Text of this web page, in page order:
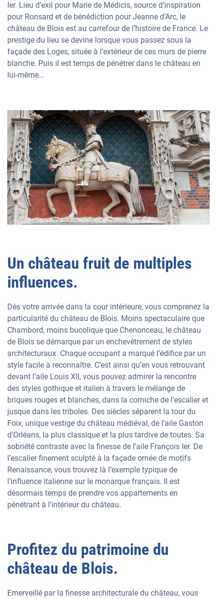
Ier. Lieu d’exil pour Marie de Médicis, source d’inspiration
pour Ronsard et de bénédiction pour Jeanne d’Arc, le
château de Blois est au carrefour de l’histoire de France. Le
prestige du lieu se devine lorsque vous passez sous la
façade des Loges, située à l’extérieur de ces murs de pierre
blanche. Puis il est temps de pénétrer dans le château en
lui-même…
Un château fruit de multiples
influences.
Dès votre arrivée dans la cour intérieure, vous comprenez la
particularité du château de Blois. Moins spectaculaire que
Chambord, moins bucolique que Chenonceau, le château
de Blois se démarque par un enchevêtrement de styles
architecturaux. Chaque occupant a marqué l’édifice par un
style facile à reconnaître. C’est ainsi qu’en vous retrouvant
devant l’aile Louis XII, vous pouvez admirer la rencontre
des styles gothique et italien à travers le mélange de
briques rouges et blanches, dans la corniche de l’escalier et
jusque dans les triboles. Des siècles séparent la tour du
Foix, unique vestige du château médiéval, de l’aile Gaston
d’Orléans, la plus classique et la plus tardive de toutes. Sa
sobriété contraste avec la finesse de l’aile François Ier. De
l’escalier finement sculpté à la façade ornée de motifs
Renaissance, vous trouvez là l’exemple typique de
l’influence italienne sur le monarque français. Il est
désormais temps de prendre vos appartements en
pénétrant à l’intérieur du château.
Profitez du patrimoine du
château de Blois.
Emerveillé par la finesse architecturale du château, vous